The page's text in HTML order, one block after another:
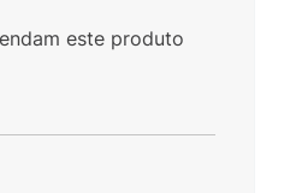
este produto